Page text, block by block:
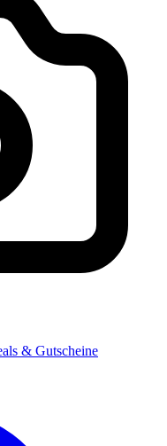
& Gutscheine